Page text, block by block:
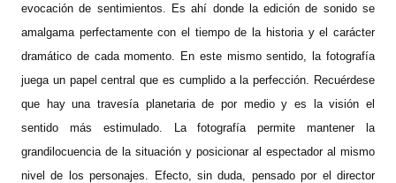
evocación de sentimientos. Es ahí donde la edición de sonido se
amalgama perfectamente con el tiempo de la historia y el carácter
dramático de cada momento. En este mismo sentido, la fotografía
juega un papel central que es cumplido a la perfección. Recuérdese
que hay una travesía planetaria de por medio y es la visión el
sentido más estimulado. La fotografía permite mantener la
grandilocuencia de la situación y posicionar al espectador al mismo
nivel de los personajes. Efecto, sin duda, pensado por el director